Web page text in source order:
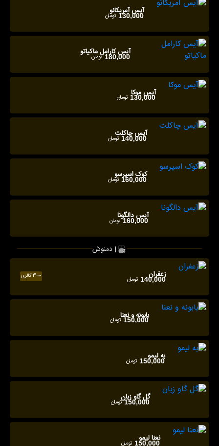
آیس آمریکانو
130,000 تومان
آیس کارامل ماکیاتو
180,000 تومان
آیس موکا
130,000 تومان
آیس چاکلت
140,000 تومان
کوک اسپرسو
160,000 تومان
آیس دالگونا
160,000 تومان
دمنوش |
300 کالری زعفران
140,000 تومان
بابونه و نعنا
150,000 تومان
به لیمو
150,000 تومان
گل گاو زبان
150,000 تومان
نعنا لیمو
150,000 تومان